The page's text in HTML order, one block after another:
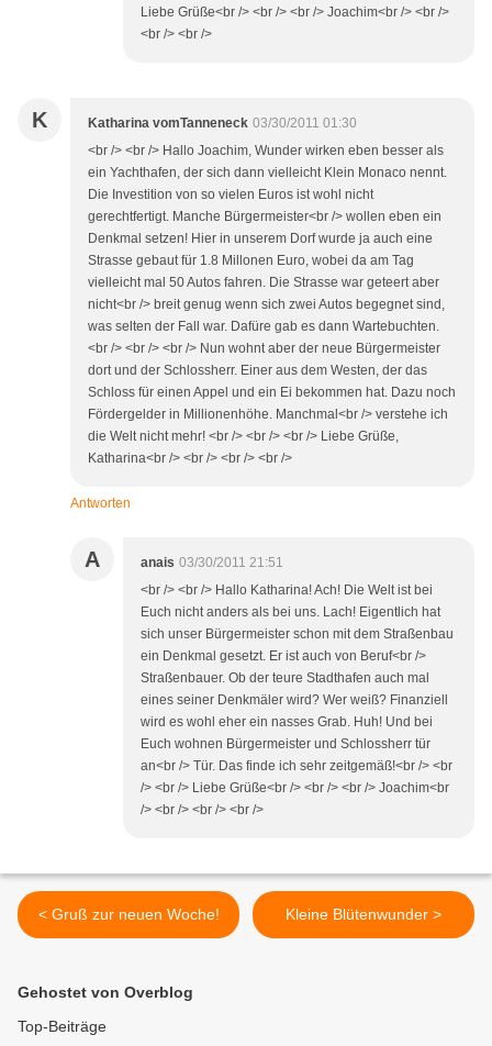
Liebe Grüße<br /> <br /> <br /> Joachim<br /> <br />
<br /> <br />
K Katharina vomTanneneck 03/30/2011 01:30
<br /> <br /> Hallo Joachim, Wunder wirken eben besser als
ein Yachthafen, der sich dann vielleicht Klein Monaco nennt.
Die Investition von so vielen Euros ist wohl nicht
gerechtfertigt. Manche Bürgermeister<br /> wollen eben ein
Denkmal setzen! Hier in unserem Dorf wurde ja auch eine
Strasse gebaut für 1.8 Millonen Euro, wobei da am Tag
vielleicht mal 50 Autos fahren. Die Strasse war geteert aber
nicht<br /> breit genug wenn sich zwei Autos begegnet sind,
was selten der Fall war. Dafüre gab es dann Wartebuchten.
<br /> <br /> <br /> Nun wohnt aber der neue Bürgermeister
dort und der Schlossherr. Einer aus dem Westen, der das
Schloss für einen Appel und ein Ei bekommen hat. Dazu noch
Fördergelder in Millionenhöhe. Manchmal<br /> verstehe ich
die Welt nicht mehr! <br /> <br /> <br /> Liebe Grüße,
Katharina<br /> <br /> <br /> <br />
Antworten
A anais 03/30/2011 21:51
<br /> <br /> Hallo Katharina! Ach! Die Welt ist bei
Euch nicht anders als bei uns. Lach! Eigentlich hat
sich unser Bürgermeister schon mit dem Straßenbau
ein Denkmal gesetzt. Er ist auch von Beruf<br />
Straßenbauer. Ob der teure Stadthafen auch mal
eines seiner Denkmäler wird? Wer weiß? Finanziell
wird es wohl eher ein nasses Grab. Huh! Und bei
Euch wohnen Bürgermeister und Schlossherr tür
an<br /> Tür. Das finde ich sehr zeitgemäß!<br /> <br
/> <br /> Liebe Grüße<br /> <br /> <br /> Joachim<br
/> <br /> <br /> <br />
< Gruß zur neuen Woche! Kleine Blütenwunder >
Gehostet von Overblog
Top-Beiträge